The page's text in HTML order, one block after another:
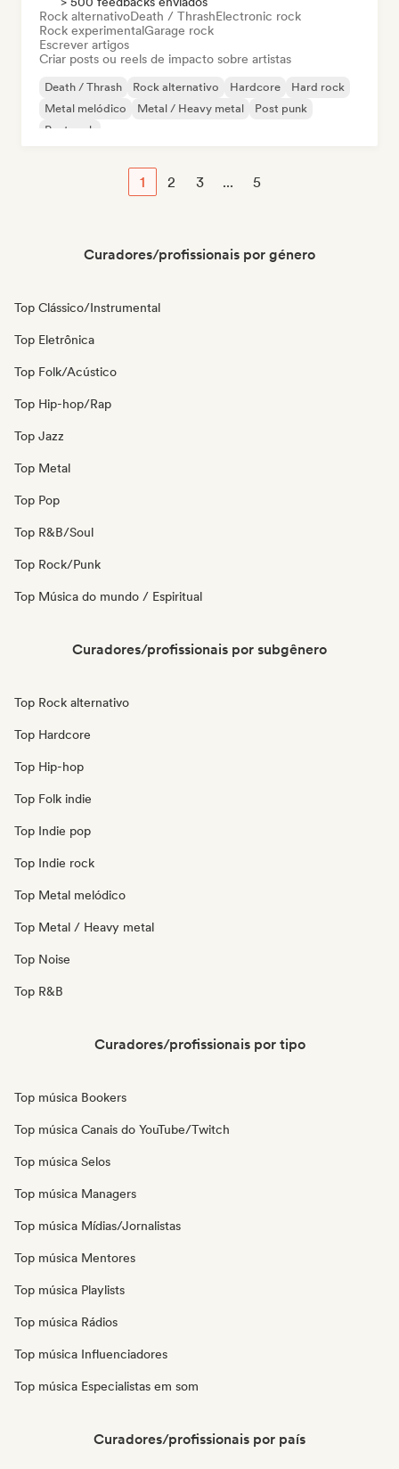
Rock alternativoDeath / ThrashElectronic rock
Rock experimentalGarage rock
Escrever artigos
Criar posts ou reels de impacto sobre artistas
Death / Thrash Rock alternativo Hardcore
Hard rock
Metal melódico
Metal / Heavy metal
Post punk
Post rock
1 2 3 ... 5
Curadores/profissionais por género
Top Clássico/Instrumental
Top Eletrônica
Top Folk/Acústico
Top Hip-hop/Rap
Top Jazz
Top Metal
Top Pop
Top R&B/Soul
Top Rock/Punk
Top Música do mundo / Espiritual
Curadores/profissionais por subgênero
Top Rock alternativo
Top Hardcore
Top Hip-hop
Top Folk indie
Top Indie pop
Top Indie rock
Top Metal melódico
Top Metal / Heavy metal
Top Noise
Top R&B
Curadores/profissionais por tipo
Top música Bookers
Top música Canais do YouTube/Twitch
Top música Selos
Top música Managers
Top música Mídias/Jornalistas
Top música Mentores
Top música Playlists
Top música Rádios
Top música Influenciadores
Top música Especialistas em som
Curadores/profissionais por país